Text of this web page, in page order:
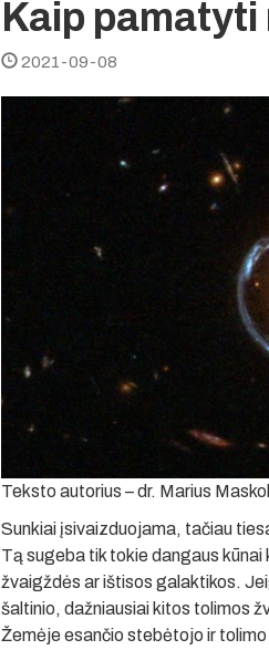
Kaip
2021-09-08
Teksto autorius – dr. Marius
Sunkiai įsivaizduojama, tačiau
Tą sugeba tik tokie dangaus
žvaigždės ar ištisos galaktikos.
šaltinio, dažniausiai kitos tolimos
Žemėje esančio stebėtojo ir